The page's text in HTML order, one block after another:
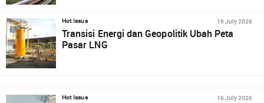
Hot Issue 19 July 2026
Transisi Energi dan Geopolitik Ubah Peta
Pasar LNG
Hot Issue 16 July 2026